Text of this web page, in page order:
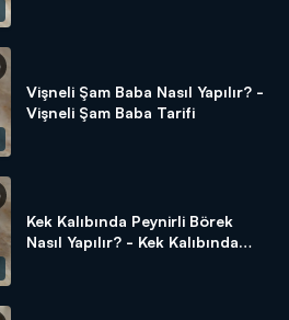
Vişneli Şam Baba Nasıl Yapılır? -
Vişneli Şam Baba Tarifi
Kek Kalıbında Peynirli Börek
Nasıl Yapılır? - Kek Kalıbında